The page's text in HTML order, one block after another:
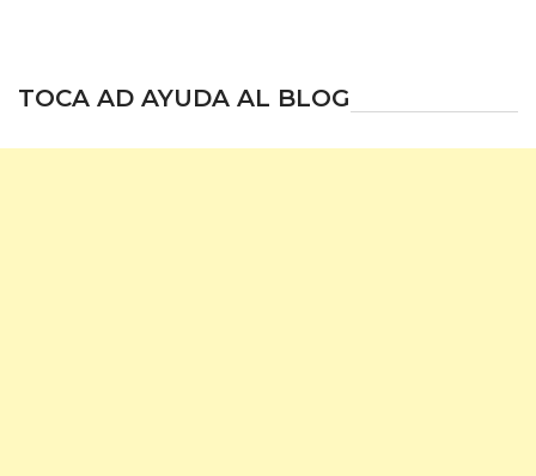
TOCA AD AYUDA AL BLOG